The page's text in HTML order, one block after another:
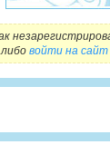
либо войти на сайт